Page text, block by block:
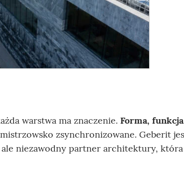
warstwa ma znaczenie. Forma,
zsynchronizowane. Geberit
ale niezawodny partner architektury, która